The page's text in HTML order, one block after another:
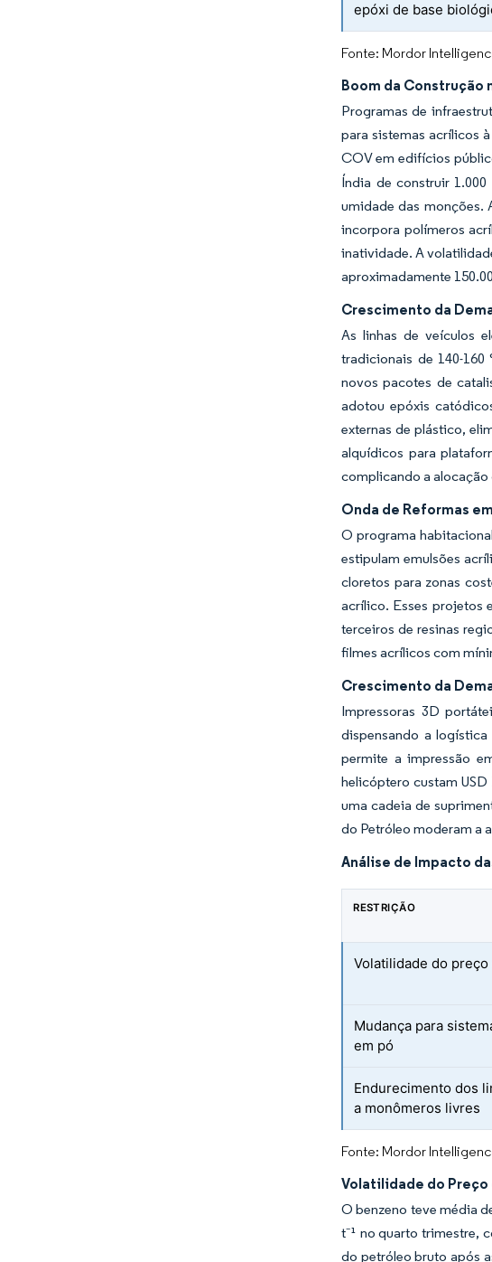
epóxi de base
Fonte: Mordor
Boom da Construção
Programas de
para sistemas acrílicos
COV em edifícios
Índia de construir
umidade das monções.
incorpora polímeros
inatividade. A
aproximadamente
Crescimento da
As linhas de veículos
tradicionais de 140-
novos pacotes de
adotou epóxis
externas de plástico,
alquídicos para
complicando a alocação
Onda de Reformas
O programa
estipulam emulsões
cloretos para zonas
acrílico. Esses projetos
terceiros de resinas
filmes acrílicos com
Crescimento da
Impressoras 3D
dispensando a
permite a impressão
helicóptero custam
uma cadeia de
do Petróleo moderam a
Análise de Impacto
RESTRIÇÃO
Volatilidade do
Mudança para
em pó
Endurecimento dos
a monômeros livres
Fonte: Mordor
Volatilidade do Preço
O benzeno teve média
t⁻¹ no quarto trimestre,
do petróleo bruto após